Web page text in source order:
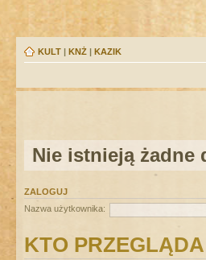
KULT | KNŻ | KAZIK
Nie istnieją żadne
ZALOGUJ
Nazwa użytkownika:
KTO